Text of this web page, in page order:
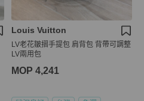
Louis Vuitton
LV老花皺摺手提包 肩背包 背帶可調整
LV兩用包
MOP 4,241